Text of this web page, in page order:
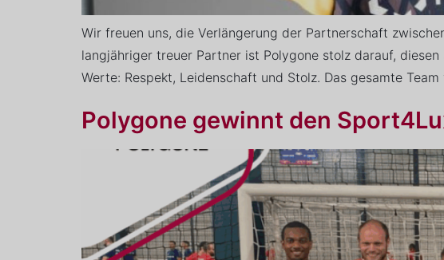
Wir freuen uns, die Verlängerung der Partnerschaft
langjähriger treuer Partner ist Polygone stolz darauf,
Werte: Respekt, Leidenschaft und Stolz. Das gesamte
Polygone gewinnt den